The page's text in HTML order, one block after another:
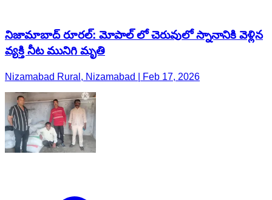
నిజామాబాద్ రూరల్: మోపాల్ లో చెరువులో స్నానానికి వెళ్లిన
వ్యక్తి నీట మునిగి మృతి
Nizamabad Rural, Nizamabad | Feb 17, 2026